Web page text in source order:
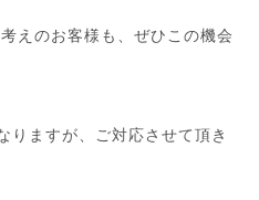
えのお客様も、ぜひこの機会
りますが、ご対応させて頂き